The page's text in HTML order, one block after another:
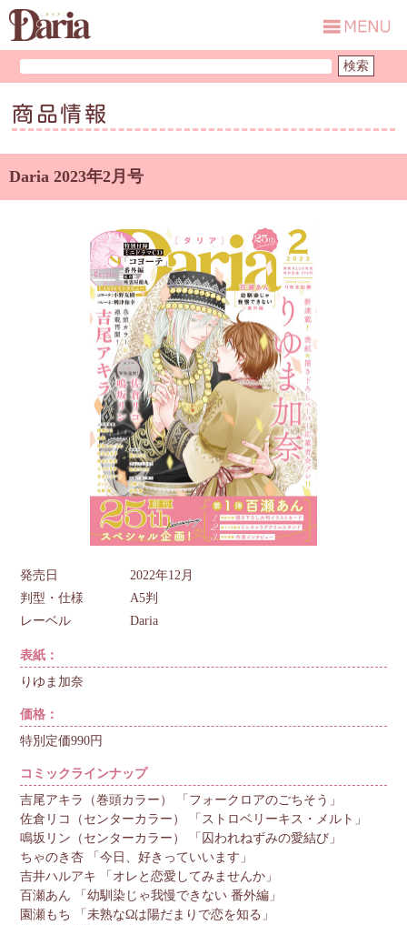
商品情報
Daria 2023年2月号
発売日
2022年12月
判型・仕様
A5判
レーベル
Daria
表紙：
りゆま加奈
価格：
特別定価990円
コミックラインナップ
吉尾アキラ（巻頭カラー） 「フォークロアのごちそう」
佐倉リコ（センターカラー） 「ストロベリーキス・メルト」
鳴坂リン（センターカラー） 「囚われねずみの愛結び」
ちゃのき杏 「今日、好きっていいます」
吉井ハルアキ 「オレと恋愛してみませんか」
百瀬あん 「幼馴染じゃ我慢できない 番外編」
園瀬もち 「未熟なΩは陽だまりで恋を知る」